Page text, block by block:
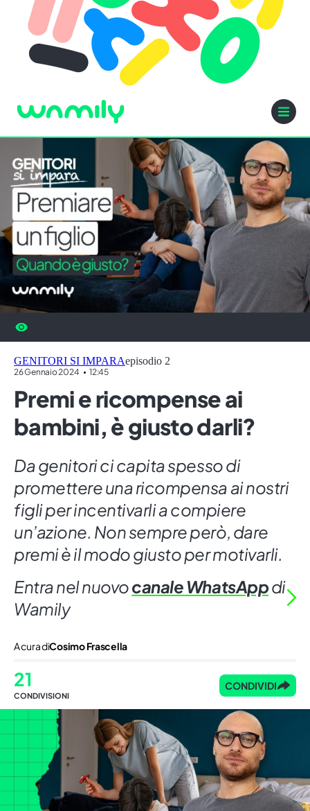
GENITORI SI IMPARAepisodio 2
26 Gennaio 2024 12:45
Premi e ricompense ai
bambini, è giusto darli?
Da genitori ci capita spesso di
promettere una ricompensa ai nostri
figli per incentivarli a compiere
un’azione. Non sempre però, dare
premi è il modo giusto per motivarli.
Entra nel nuovocanale WhatsAppdi
Wamily
A cura diCosimo Frascella
21
CONDIVISIONI
CONDIVIDI